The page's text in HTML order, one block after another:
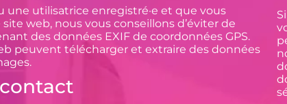
une utilisatrice enregistré·e et que vous
web, nous vous conseillons d’éviter de
des données EXIF de coordonnées GPS.
peuvent télécharger et extraire des données